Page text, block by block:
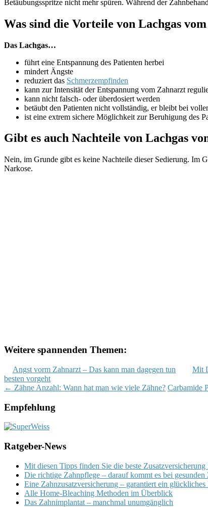
Betäubungsspritze nicht mehr spüren. Während der
Was sind die Vorteile von Lachgas
Das Lachgas…
führt eine Entspannung des Patienten herbei
mindert Ängste
reduziert das Schmerzempfinden
kann zur Intensität der Entspannung vom Zahnarzt
kann nicht falsch- oder überdosiert werden
betäubt den Patienten nicht vollständig, er bleibt bei
ist eine extrem sichere Möglichkeit zur Beruhigung des
Gibt es auch Nachteile von Lachgas
Nein, im Grunde gibt es keine Nachteile dieser Sedierung. Im
Narkose.
Weitere spannenden Themen:
Angst vorm Zahnarzt – Das kann man dagegen tun Mit
besten vorgeht
Post
navigation
← Zähne Anzahl: Wann hat man wie viele Zähne? Carbamide
Empfehlung
Ratgeber-News
Mit diesen Tipps finden Sie die beste
Die richtige Zahnpflege – darauf kommt es bei gesunden
Eine Zahnzusatzversicherung – garantiert ein
Alle Home-Bleaching Methoden im Überblick
Das Zahnimplantat – manchmal unumgänglich